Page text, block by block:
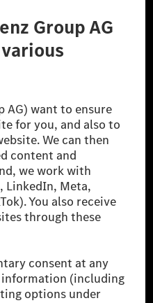
Daimler AG) a
a prémium és
vezető
Benz Mobility
előfizetést és
digitális
fizetéshez,
innovatív mobilitási